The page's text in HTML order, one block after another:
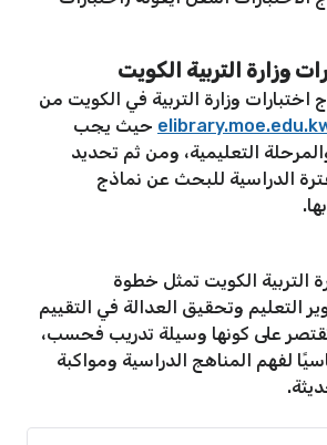
وزارة التربية الكويت
وزارة التربية في الكويت من
حيث يجب
والمرحلة التعليمية، ومن ثم تحديد
الدراسية للبحث عن نماذج
التربية الكويت تمثل خطوة
التعليم وتحقيق العدالة في التقييم
تقتصر على كونها وسيلة تدريب فحسب،
لفهم المناهج الدراسية ومواكبة